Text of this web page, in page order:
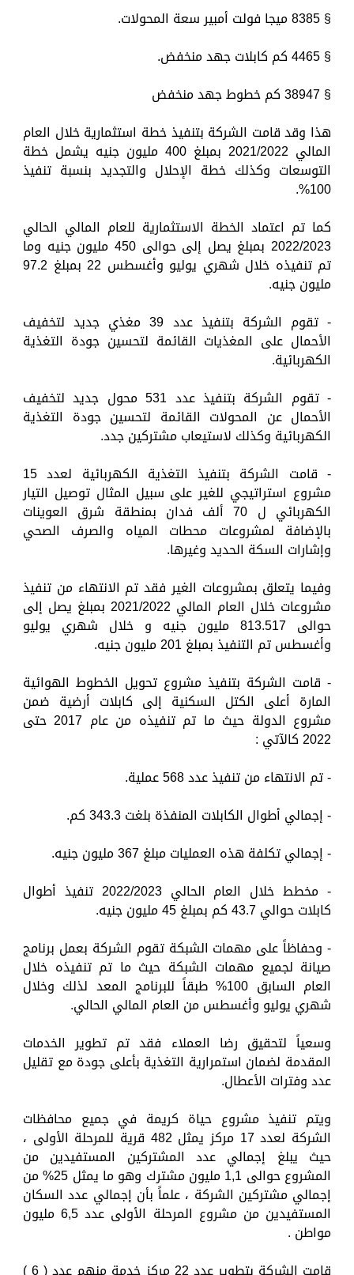
§ 8385 ميجا فولت أمبير سعة المحولات.
§ 4465 كم كابلات جهد منخفض.
§ 38947 كم خطوط جهد منخفض
هذا وقد قامت الشركة بتنفيذ خطة استثمارية خلال العام
المالي 2021/2022 بمبلغ 400 مليون جنيه يشمل خطة
التوسعات وكذلك خطة الإحلال والتجديد بنسبة تنفيذ
100%.
كما تم اعتماد الخطة الاستثمارية للعام المالي الحالي
2022/2023 بمبلغ يصل إلى حوالى 450 مليون جنيه وما
تم تنفيذه خلال شهري يوليو وأغسطس 22 بمبلغ 97.2
مليون جنيه.
- تقوم الشركة بتنفيذ عدد 39 مغذي جديد لتخفيف
الأحمال على المغذيات القائمة لتحسين جودة التغذية
الكهربائية.
- تقوم الشركة بتنفيذ عدد 531 محول جديد لتخفيف
الأحمال عن المحولات القائمة لتحسين جودة التغذية
الكهربائية وكذلك لاستيعاب مشتركين جدد.
- قامت الشركة بتنفيذ التغذية الكهربائية لعدد 15
مشروع استراتيجي للغير على سبيل المثال توصيل التيار
الكهربائي ل 70 ألف فدان بمنطقة شرق العوينات
بالإضافة لمشروعات محطات المياه والصرف الصحي
وإشارات السكة الحديد وغيرها.
وفيما يتعلق بمشروعات الغير فقد تم الانتهاء من تنفيذ
مشروعات خلال العام المالي 2021/2022 بمبلغ يصل إلى
حوالى 813.517 مليون جنيه و خلال شهري يوليو
وأغسطس تم التنفيذ بمبلغ 201 مليون جنيه.
- قامت الشركة بتنفيذ مشروع تحويل الخطوط الهوائية
المارة أعلى الكتل السكنية إلى كابلات أرضية ضمن
مشروع الدولة حيث ما تم تنفيذه من عام 2017 حتى
2022 كالآتي :
- تم الانتهاء من تنفيذ عدد 568 عملية.
- إجمالي أطوال الكابلات المنفذة بلغت 343.3 كم.
- إجمالي تكلفة هذه العمليات مبلغ 367 مليون جنيه.
- مخطط خلال العام الحالي 2022/2023 تنفيذ أطوال
كابلات حوالي 43.7 كم بمبلغ 45 مليون جنيه.
- وحفاظاً على مهمات الشبكة تقوم الشركة بعمل برنامج
صيانة لجميع مهمات الشبكة حيث ما تم تنفيذه خلال
العام السابق 100% طبقاً للبرنامج المعد لذلك وخلال
شهري يوليو وأغسطس من العام المالي الحالي.
وسعياً لتحقيق رضا العملاء فقد تم تطوير الخدمات
المقدمة لضمان استمرارية التغذية بأعلى جودة مع تقليل
عدد وفترات الأعطال.
ويتم تنفيذ مشروع حياة كريمة في جميع محافظات
الشركة لعدد 17 مركز يمثل 482 قرية للمرحلة الأولى ،
حيث يبلغ إجمالي عدد المشتركين المستفيدين من
المشروع حوالى 1,1 مليون مشترك وهو ما يمثل 25% من
إجمالي مشتركين الشركة ، علماً بأن إجمالي عدد السكان
المستفيدين من مشروع المرحلة الأولى عدد 6,5 مليون
مواطن .